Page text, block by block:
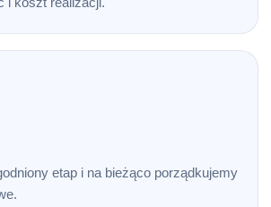
etap i na bieżąco porządkujemy